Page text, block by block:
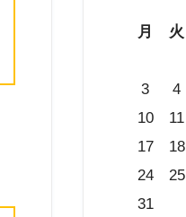
月
火
3
4
10
11
17
18
24
25
31